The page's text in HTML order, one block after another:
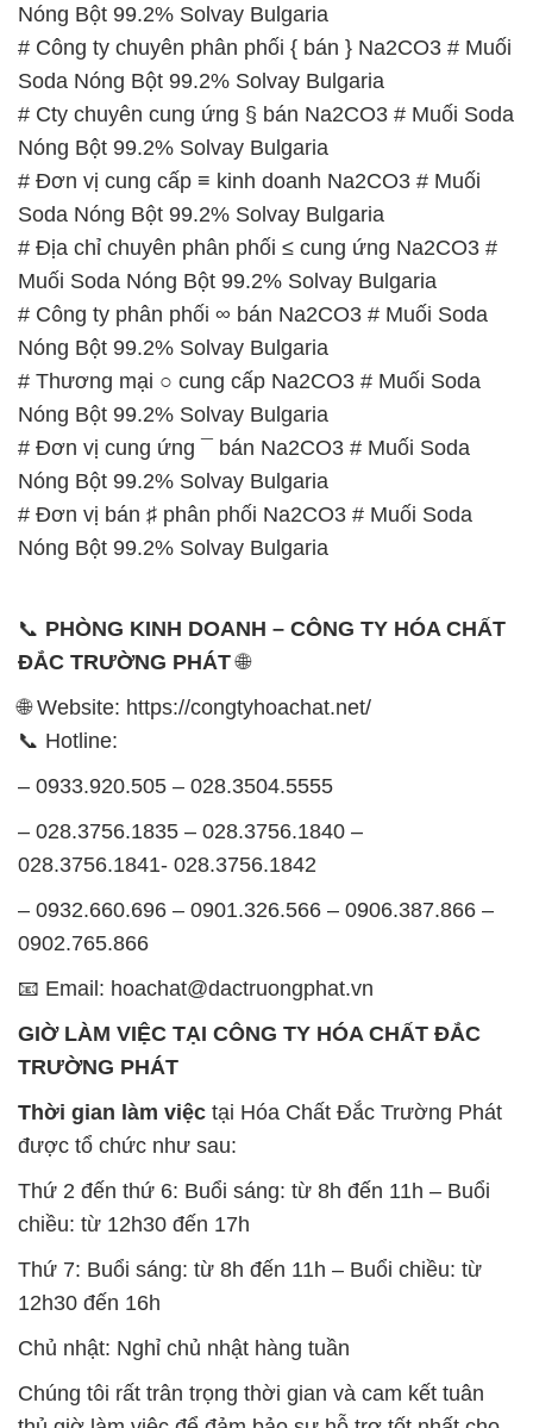
Nóng Bột 99.2% Solvay Bulgaria
# Công ty chuyên phân phối { bán } Na2CO3 # Muối
Soda Nóng Bột 99.2% Solvay Bulgaria
# Cty chuyên cung ứng § bán Na2CO3 # Muối Soda
Nóng Bột 99.2% Solvay Bulgaria
# Đơn vị cung cấp ≡ kinh doanh Na2CO3 # Muối
Soda Nóng Bột 99.2% Solvay Bulgaria
# Địa chỉ chuyên phân phối ≤ cung ứng Na2CO3 #
Muối Soda Nóng Bột 99.2% Solvay Bulgaria
# Công ty phân phối ∞ bán Na2CO3 # Muối Soda
Nóng Bột 99.2% Solvay Bulgaria
# Thương mại ○ cung cấp Na2CO3 # Muối Soda
Nóng Bột 99.2% Solvay Bulgaria
# Đơn vị cung ứng ¯ bán Na2CO3 # Muối Soda
Nóng Bột 99.2% Solvay Bulgaria
# Đơn vị bán ♯ phân phối Na2CO3 # Muối Soda
Nóng Bột 99.2% Solvay Bulgaria
📞 PHÒNG KINH DOANH – CÔNG TY HÓA CHẤT
ĐẮC TRƯỜNG PHÁT🌐
🌐 Website: https://congtyhoachat.net/
📞 Hotline:
– 0933.920.505 – 028.3504.5555
– 028.3756.1835 – 028.3756.1840 –
028.3756.1841- 028.3756.1842
– 0932.660.696 – 0901.326.566 – 0906.387.866 –
0902.765.866
📧 Email: hoachat@dactruongphat.vn
GIỜ LÀM VIỆC TẠI CÔNG TY HÓA CHẤT ĐẮC
TRƯỜNG PHÁT
Thời gian làm việc tại Hóa Chất Đắc Trường Phát
được tổ chức như sau:
Thứ 2 đến thứ 6: Buổi sáng: từ 8h đến 11h – Buổi
chiều: từ 12h30 đến 17h
Thứ 7: Buổi sáng: từ 8h đến 11h – Buổi chiều: từ
12h30 đến 16h
Chủ nhật: Nghỉ chủ nhật hàng tuần
Chúng tôi rất trân trọng thời gian và cam kết tuân